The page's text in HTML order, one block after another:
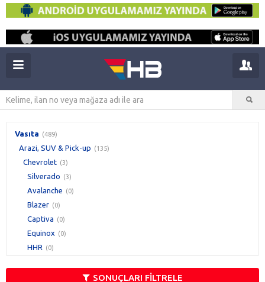
Vasıta (489)
Arazi, SUV & Pick-up (135)
Chevrolet (3)
Silverado (3)
Avalanche (0)
Blazer (0)
Captiva (0)
Equinox (0)
HHR (0)
SONUÇLARI FİLTRELE